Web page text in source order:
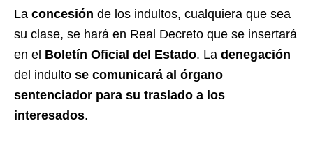
La concesión de los indultos, cualquiera que sea
su clase, se hará en Real Decreto que se insertará
en el Boletín Oficial del Estado. La denegación
del indulto se comunicará al órgano
sentenciador para su traslado a los
interesados.